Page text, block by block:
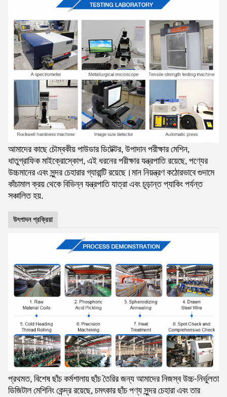
আমাদের কাছে চৌম্বকীয় পাউডার ডিটেক্টর, উপাদান পরীক্ষার মেশিন,
ধাতুগ্রাফিক মাইক্রোস্কোপ, এই ধরনের পরীক্ষার যন্ত্রপাতি রয়েছে, পণ্যের
উচ্চমানের এবং সুন্দর চেহারার গ্যারান্টি রয়েছে।মান নিয়ন্ত্রণ কঠোরভাবে গুদামে
কাঁচামাল ক্রয় থেকে বিভিন্ন যন্ত্রপাতি যাত্রা এবং চূড়ান্ত প্যাকিং পর্যন্ত
সঞ্চালিত হয়.
উৎপাদন প্রক্রিয়া
প্রথমত, বিশেষ ছাঁচ কর্মশালায় ছাঁচ তৈরির জন্য আমাদের নিজস্ব উচ্চ-নির্ভুলতা
ডিজিটাল মেশিনিং কেন্দ্র রয়েছে, চমৎকার ছাঁচ পণ্য সুন্দর চেহারা এবং তার